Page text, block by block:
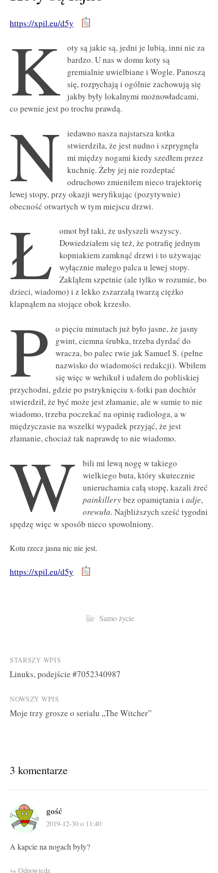
https://xpil.eu/d5y
K
oty są jakie są, jedni je lubią, inni nie za
bardzo. U nas w domu koty są
gremialnie uwielbiane i Wogle. Panoszą
się, rozpychają i ogólnie zachowują się
jakby były lokalnymi możnowładcami,
co pewnie jest po trochu prawdą.
N
iedawno nasza najstarsza kotka
stwierdziła, że jest nudno i szprygnęła
mi między nogami kiedy szedłem przez
kuchnię. Żeby jej nie rozdeptać
odruchowo zmieniłem nieco trajektorię
lewej stopy, przy okazji weryfikując (pozytywnie)
obecność otwartych w tym miejscu drzwi.
Ł
omot był taki, że usłyszeli wszyscy.
Dowiedziałem się też, że potrafię jednym
kopniakiem zamknąć drzwi i to używając
wyłącznie małego palca u lewej stopy.
Zakląłem szpetnie (ale tylko w rozumie, bo
dzieci, wiadomo) i z lekko zszarzałą twarzą ciężko
klapnąłem na stojące obok krzesło.
P
o pięciu minutach już było jasne, że jasny
gwint, ciemna śrubka, trzeba dyrdać do
wracza, bo palec rwie jak Samuel S. (pełne
nazwisko do wiadomości redakcji). Wbiłem
się więc w wehikuł i udałem do pobliskiej
przychodni, gdzie po pstryknięciu x-fotki pan dochtór
stwierdził, że być może jest złamanie, ale w sumie to nie
wiadomo, trzeba poczekać na opinię radiologa, a w
międzyczasie na wszelki wypadek przyjąć, że jest
złamanie, chociaż tak naprawdę to nie wiadomo.
W
bili mi lewą nogę w takiego
wielkiego buta, który skutecznie
unieruchamia całą stopę, kazali żreć
painkillerybez opamiętania iadje,
orewuła. Najbliższych sześć tygodni
spędzę więc w sposób nieco spowolniony.
Kotu rzecz jasna nic nie jest.
https://xpil.eu/d5y
Samo życie
Post
navigation
STARSZY WPIS
Linuks, podejście #7052340987
NOWSZY WPIS
Moje trzy grosze o serialu „The Witcher”
3 komentarze
gość
2019-12-30 o 11:40
A kapcie na nogach były?
Odpowiedz